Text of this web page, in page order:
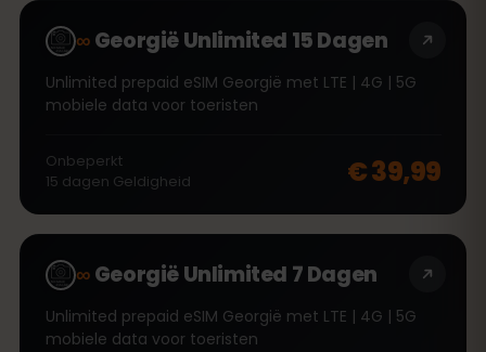
∞Georgië Unlimited 15 Dagen
Unlimited prepaid eSIM Georgië met LTE | 4G | 5G
mobiele data voor toeristen
Onbeperkt
15 dagen Geldigheid € 39,99
∞Georgië Unlimited 7 Dagen
Unlimited prepaid eSIM Georgië met LTE | 4G | 5G
mobiele data voor toeristen